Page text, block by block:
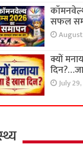
सफल
क्यों
July